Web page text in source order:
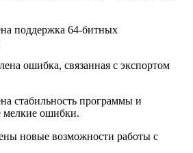
поддержка 64-битных
ошибка, связанная с экспортом
стабильность программы и
мелкие ошибки.
новые возможности работы с